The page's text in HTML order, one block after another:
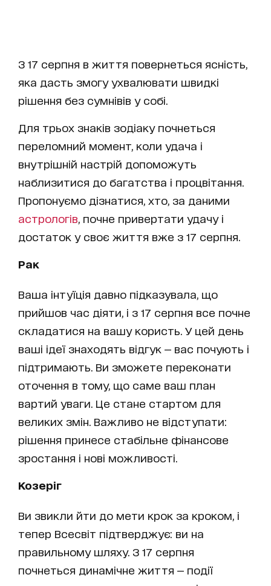
З 17 серпня в життя повернеться ясність,
яка дасть змогу ухвалювати швидкі
рішення без сумнівів у собі.
Для трьох знаків зодіаку почнеться
переломний момент, коли удача і
внутрішній настрій допоможуть
наблизитися до багатства і процвітання.
Пропонуємо дізнатися, хто, за даними
астрологів , почне привертати удачу і
достаток у своє життя вже з 17 серпня.
Рак
Ваша інтуїція давно підказувала, що
прийшов час діяти, і з 17 серпня все почне
складатися на вашу користь. У цей день
ваші ідеї знаходять відгук — вас почують і
підтримають. Ви зможете переконати
оточення в тому, що саме ваш план
вартий уваги. Це стане стартом для
великих змін. Важливо не відступати:
рішення принесе стабільне фінансове
зростання і нові можливості.
Козеріг
Ви звикли йти до мети крок за кроком, і
тепер Всесвіт підтверджує: ви на
правильному шляху. З 17 серпня
почнеться динамічне життя — події